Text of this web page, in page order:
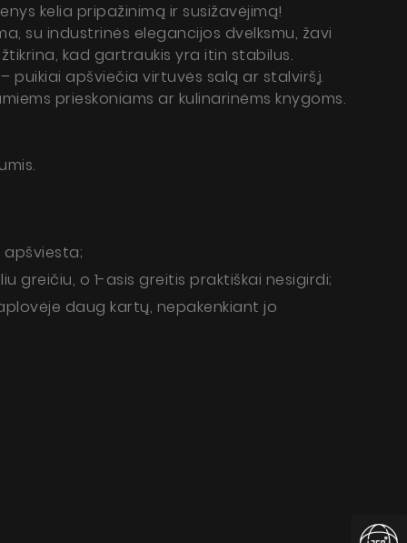
kelia pripažinimą ir susižavėjimą!
su industrinės elegancijos dvelksmu, žavi
kad gartraukis yra itin stabilus.
puikiai apšviečia virtuvės salą ar stalviršį.
prieskoniams ar kulinarinėms knygoms.
apšviesta;
greičiu, o 1-asis greitis praktiškai nesigirdi;
daug kartų, nepakenkiant jo